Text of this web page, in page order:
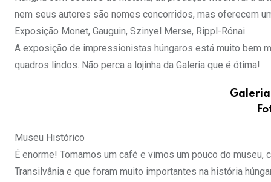
nem seus autores são nomes concorridos, mas oferecem
Exposição Monet, Gauguin, Szinyel Merse, Rippl-Rónai
A exposição de impressionistas húngaros está muito bem
quadros lindos. Não perca a lojinha da Galeria que é ótima!
Museu Histórico
É enorme! Tomamos um café e vimos um pouco do
Transilvânia e que foram muito importantes na história